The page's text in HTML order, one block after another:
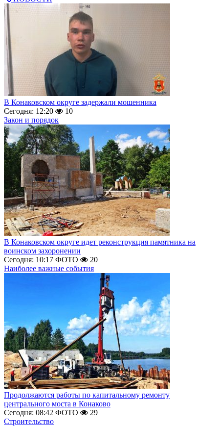
В Конаковском округе задержали мошенника
Сегодня: 12:20
10
Закон и порядок
В Конаковском округе идет реконструкция памятника на
воинском захоронении
Сегодня: 10:17 ФОТО
20
Наиболее важные события
Продолжаются работы по капитальному ремонту
центрального моста в Конаково
Сегодня: 08:42 ФОТО
29
Строительство